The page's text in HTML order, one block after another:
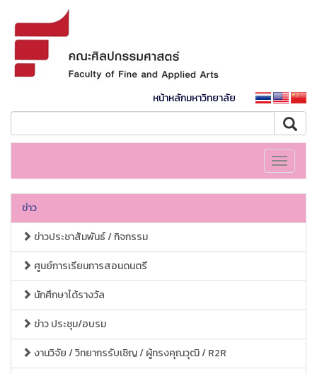
หน้าหลักมหาวิทยาลัย
Toggle
ข่าว
ข่าวประชาสัมพันธ์ / กิจกรรม
ศูนย์การเรียนการสอนดนตรี
นักศึกษาได้รางวัล
ข่าว ประชุม/อบรม
งานวิจัย / วิทยากรรับเชิญ / ผู้ทรงคุณวุฒิ / R2R